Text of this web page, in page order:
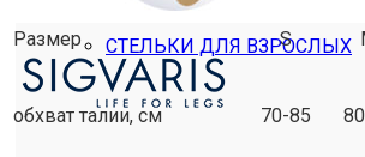
СТЕЛЬКИ ДЛЯ ВЗРОСЛЫХ
Размер S
обхват талии, см 70-85